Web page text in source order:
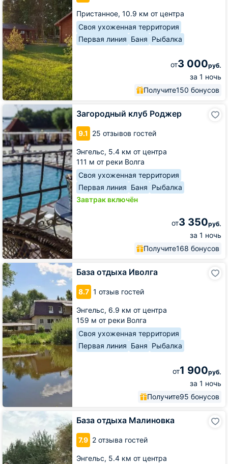
Пристанное, 10.9 км от центра
Своя ухоженная территория
Первая линия Баня Рыбалка
от3 000руб.
за 1 ночь
Получите150 бонусов
Загородный клуб Роджер
9.1 25 отзывов гостей
Энгельс, 5.4 км от центра
111 м от реки Волга
Своя ухоженная территория
Первая линия Баня Рыбалка
Завтрак включён
от3 350руб.
за 1 ночь
Получите168 бонусов
Загородный
клуб
Роджер
База отдыха Иволга
8.7 1 отзыв гостей
Энгельс, 6.9 км от центра
159 м от реки Волга
Своя ухоженная территория
Первая линия Баня Рыбалка
от1 900руб.
за 1 ночь
Получите95 бонусов
База
отдыха
Иволга
База отдыха Малиновка
7.9 2 отзыва гостей
Энгельс, 5.4 км от центра
База
Малиновка